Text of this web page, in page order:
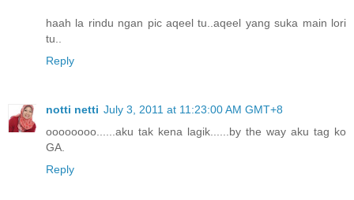
haah la rindu ngan pic aqeel tu..aqeel yang suka main lori
tu..
Reply
notti netti July 3, 2011 at 11:23:00 AM GMT+8
oooooooo......aku tak kena lagik......by the way aku tag ko
GA.
Reply